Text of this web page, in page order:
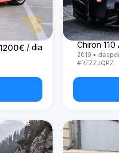
1200€ / dia
Bugatti
Chiron 110
2019 •
#REZZJQPZ